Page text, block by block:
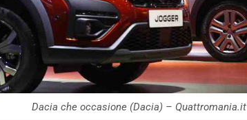
Dacia che occasione (Dacia) – Quattromania.it